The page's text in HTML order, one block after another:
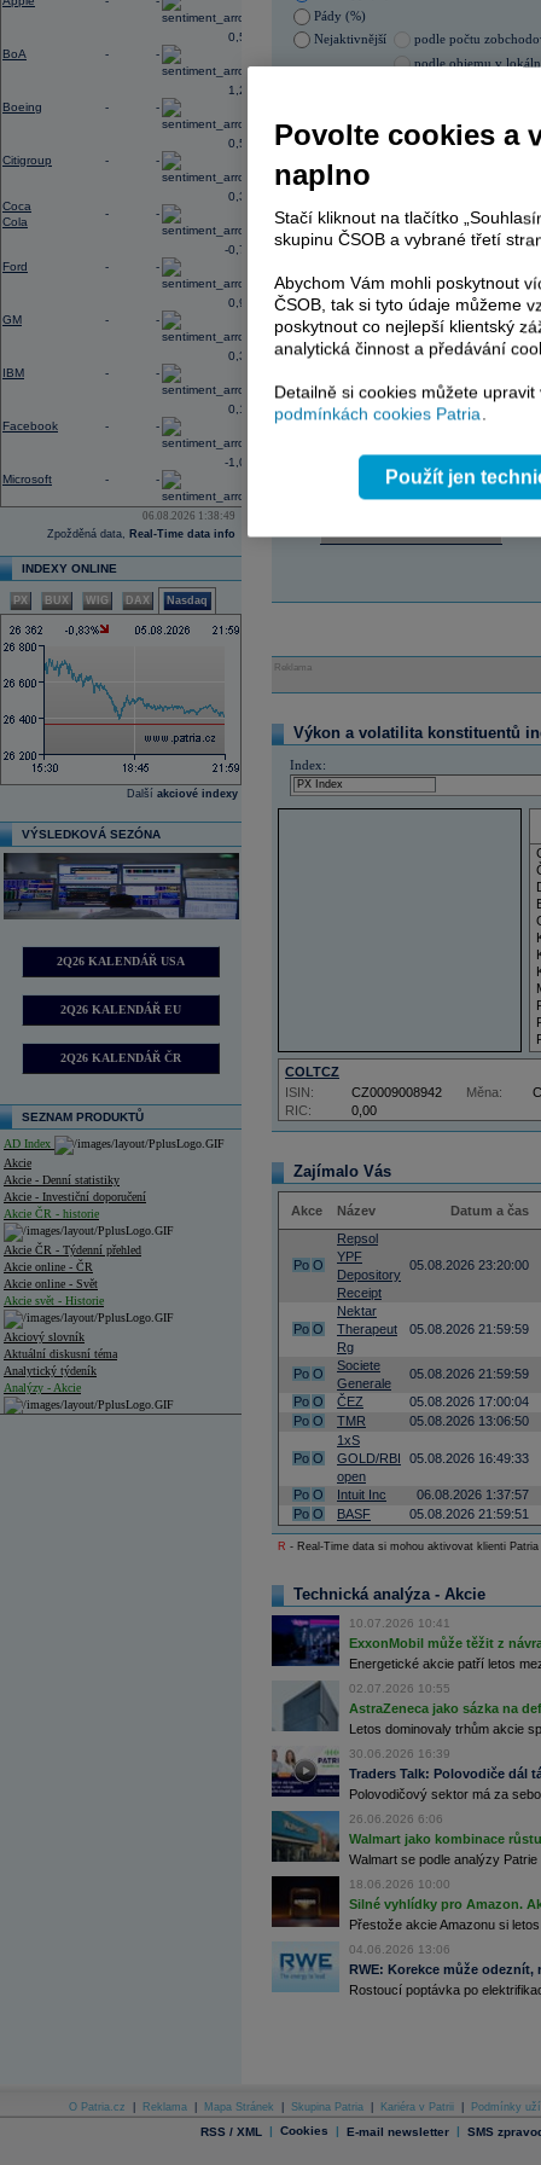
BoA - -
0,56
Boeing - -
1,28
Citigroup - -
0,56
Coca
Cola
- -
0,31
Ford - -
-0,77
GM - -
0,96
IBM - -
0,33
Facebook - -
0,14
Microsoft - -
-1,09
06.08.2026 1:38:49
Zpožděná data, Real-Time data info
INDEXY ONLINE
PX BUX WIG DAX Nasdaq
Další akciové indexy
VÝSLEDKOVÁ SEZÓNA
2Q26 KALENDÁŘ USA
2Q26 KALENDÁŘ EU
2Q26 KALENDÁŘ ČR
SEZNAM PRODUKTŮ
AD Index
Akcie
Akcie - Denní statistiky
Akcie - Investiční doporučení
Akcie ČR - historie
Akcie ČR - Týdenní přehled
Akcie online - ČR
Akcie online - Svět
Akcie svět - Historie
Akciový slovník
Aktuální diskusní téma
Analytický týdeník
Analýzy - Akcie
Databanka - Ceny
Pády (%)
Nejaktivnější
podle počtu
podle objemu v
ERSTE BANK
PHILIP MORRIS ČR
TOMA
ENERGOAQUA
AD index - vývoj
Region Odeslat
Reklama
Výkon a volatilita konstituentů
Index:
COLTCZ
RIC: 0,00
ISIN: CZ0009008942 Měna:
Zajímalo Vás
Akce Název Datum a čas
Po O
Repsol
YPF
Depository
Receipt
05.08.2026 23:20:00
Po O
Nektar
Therapeut
Rg
05.08.2026 21:59:59
Po O
Societe
Generale
05.08.2026 21:59:59
Po O ČEZ
05.08.2026 17:00:04
Po O TMR 05.08.2026 13:06:50
Po O
1xS
GOLD/RBI
open
05.08.2026 16:49:33
Po O Intuit Inc
06.08.2026 1:37:57
Po O BASF 05.08.2026 21:59:51
R - Real-Time data si mohou aktivovat klienti
Technická analýza - Akcie
10.07.2026 10:41
ExxonMobil může těžit z
Energetické akcie patří letos
02.07.2026 10:55
AstraZeneca jako sázka na
Letos dominovaly trhům akcie
30.06.2026 16:39
Traders Talk: Polovodiče dál
Polovodičový sektor má za
26.06.2026 6:06
Walmart jako kombinace
Walmart se podle analýzy
18.06.2026 10:00
Silné vyhlídky pro Amazon.
Přestože akcie Amazonu si
04.06.2026 13:06
RWE: Korekce může
Rostoucí poptávka po
O Patria.cz Reklama Mapa Stránek Skupina Patria Kariéra v Patrii Podmínky
RSS / XML | Cookies | E-mail newsletter | SMS
Povolte cookies a
naplno
Stačí kliknout na tlačítko
skupinu ČSOB a vybrané třetí
Abychom Vám mohli poskytnout
ČSOB, tak si tyto údaje můžeme
poskytnout co nejlepší klientský
analytická činnost a předávání
Detailně si cookies můžete
podmínkách cookies Patria.
Použít jen